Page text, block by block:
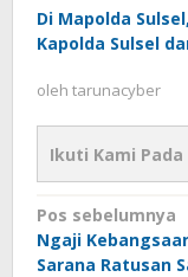
Di Mapolda
Kapolda Sulsel
oleh tarunacyber
Ikuti Kami Pada
Navigasi
pos
Pos sebelumnya
Ngaji
Sarana Ratusan